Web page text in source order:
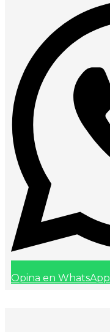
Opina en WhatsApp